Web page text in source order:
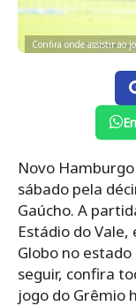
Confira onde assistir ao
Novo
sábado pela
Gaúcho. A
Estádio do
Globo no estado
seguir, confira
jogo do Grêmio